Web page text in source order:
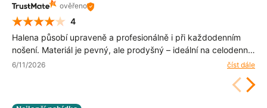
ověřeno
4
Halena působí upraveně a profesionálně i při každodenním
nošení. Materiál je pevný, ale prodyšný – ideální na celodenní
nošení. Byla to dobrá volba.
6/11/2026 číst dále